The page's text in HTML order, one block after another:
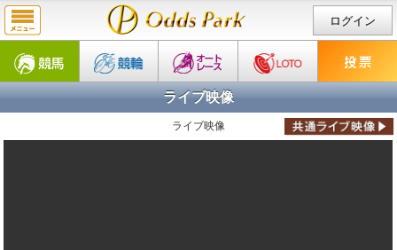
ログイン
ライブ映像
ライブ映像